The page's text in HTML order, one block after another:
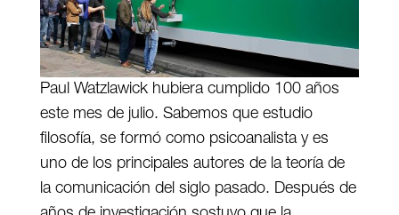
Paul Watzlawick hubiera cumplido 100 años
este mes de julio. Sabemos que estudio
filosofía, se formó como psicoanalista y es
uno de los principales autores de la teoría de
la comunicación del siglo pasado. Después de